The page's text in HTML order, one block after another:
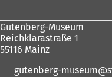
Gutenberg-Museum
Reichklarastraße 1
55116 Mainz
gutenberg-museum